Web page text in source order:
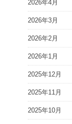
2026年4月
2026年3月
2026年2月
2026年1月
2025年12月
2025年11月
2025年10月